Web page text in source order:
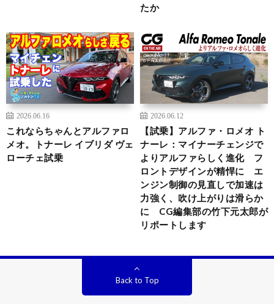
たか
2026.06.16
これならちゃんとアルファロ
メオ。トナーレ イブリダ ヴェ
ローチェ試乗
2026.06.12
【試乗】アルファ・ロメオ ト
ナーレ：マイナーチェンジで
よりアルファらしく進化 フ
ロントデザインが精悍に エ
ンジン制御の見直しで加速は
力強く、吹け上がりは滑らか
に CG編集部の竹下元太郎が
リポートします
Back to Top